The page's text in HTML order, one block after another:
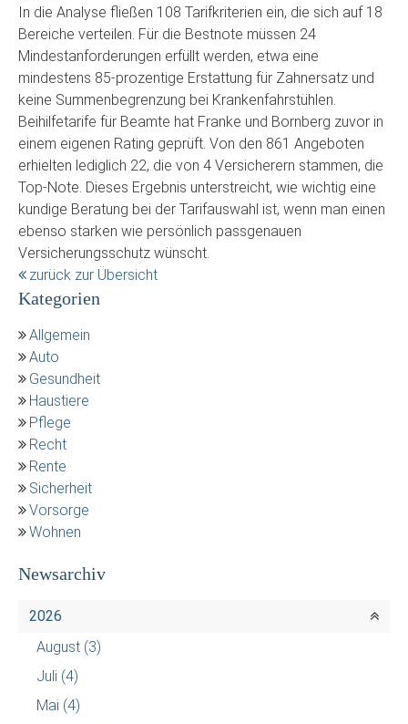
In die Analyse fließen 108 Tarifkriterien ein, die sich auf 18
Bereiche verteilen. Für die Bestnote müssen 24
Mindestanforderungen erfüllt werden, etwa eine
mindestens 85-prozentige Erstattung für Zahnersatz und
keine Summenbegrenzung bei Krankenfahrstühlen.
Beihilfetarife für Beamte hat Franke und Bornberg zuvor in
einem eigenen Rating geprüft. Von den 861 Angeboten
erhielten lediglich 22, die von 4 Versicherern stammen, die
Top-Note. Dieses Ergebnis unterstreicht, wie wichtig eine
kundige Beratung bei der Tarifauswahl ist, wenn man einen
ebenso starken wie persönlich passgenauen
Versicherungsschutz wünscht.
zurück zur Übersicht
Kategorien
Allgemein
Auto
Gesundheit
Haustiere
Pflege
Recht
Rente
Sicherheit
Vorsorge
Wohnen
Newsarchiv
2026
August (3)
Juli (4)
Mai (4)